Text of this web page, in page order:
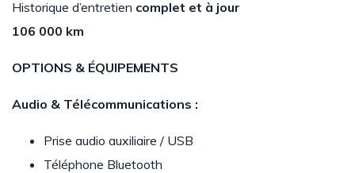
Historique d’entretien complet et à jour
106 000 km
OPTIONS & ÉQUIPEMENTS
Audio & Télécommunications :
Prise audio auxiliaire / USB
Téléphone Bluetooth